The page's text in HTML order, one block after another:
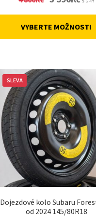
4
806Kč.
3
VYBERTE MOŽNOSTI
Dojezdové kolo Subaru
od 2024 145/80R18
SLEVA